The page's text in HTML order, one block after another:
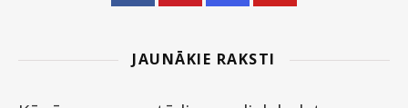
JAUNĀKIE RAKSTI